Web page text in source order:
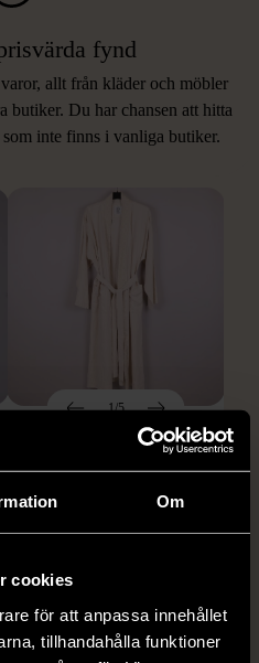
Om
cookies
för att anpassa innehållet
tillhandahålla funktioner
fynd
allt från kläder och möbler
Du har chansen att hitta
inte finns i vanliga butiker.
påminner om denna
1/5
Remake - tunn rock i
Nytt skick
890 kr